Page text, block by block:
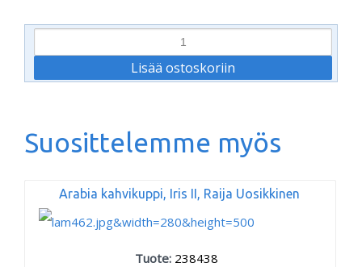
Suosittelemme myös
Arabia kahvikuppi, Iris II, Raija Uosikkinen
Tuote: 238438